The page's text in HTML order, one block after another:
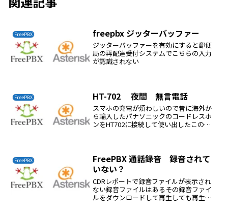
FreePBX freepbx ジッターバッファー
ジッターバッファーを有効にすると郵便
局の再配達受付システムでこちらの入力
が認識されない
FreePBX HT-702 夜間 無言電話
スマホの充電が煩わしいので昔に海外か
ら輸入したパナソニックのコードレスホ
ンをHT702に接続して使い出したこのコ
る、やかましい以前、...
FreePBX
FreePBX 通話録音 録音されて
いない？
CDRレポートで録音ファイルが表示され
ない録音ファイルはあるその録音ファイ
ルをダウンロードして再生しても再生で